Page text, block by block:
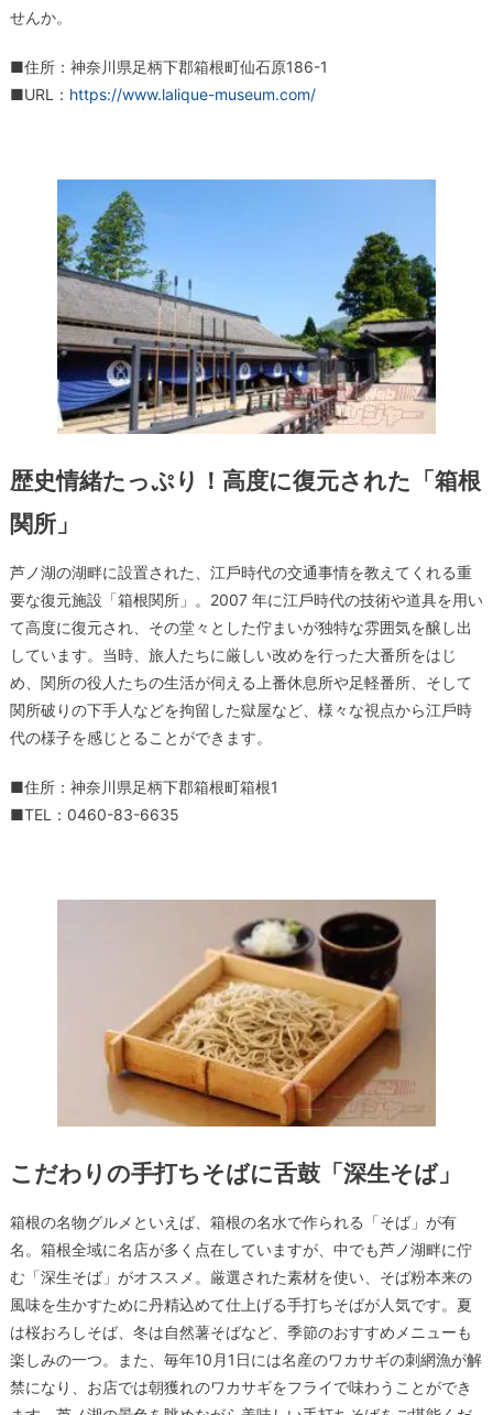
せんか。
■住所：神奈川県足柄下郡箱根町仙石原186-1
■URL： https://www.lalique-museum.com/
歴史情緒たっぷり！高度に復元された「箱根
関所」
芦ノ湖の湖畔に設置された、江⼾時代の交通事情を教えてくれる重
要な復元施設「箱根関所」。2007 年に江⼾時代の技術や道具を⽤い
て高度に復元され、その堂々とした佇まいが独特な雰囲気を醸し出
しています。当時、旅⼈たちに厳しい改めを⾏った⼤番所をはじ
め、関所の役⼈たちの⽣活が伺える上番休息所や⾜軽番所、そして
関所破りの下手人などを拘留した獄屋など、様々な視点から江⼾時
代の様⼦を感じとることができます。
■住所：神奈川県足柄下郡箱根町箱根1
■TEL：0460-83-6635
こだわりの手打ちそばに舌鼓「深生そば」
箱根の名物グルメといえば、箱根の名水で作られる「そば」が有
名。箱根全域に名店が多く点在していますが、中でも芦ノ湖畔に佇
む「深生そば」がオススメ。厳選された素材を使い、そば粉本来の
風味を生かすために丹精込めて仕上げる手打ちそばが人気です。夏
は桜おろしそば、冬は自然薯そばなど、季節のおすすめメニューも
楽しみの一つ。また、毎年10月1日には名産のワカサギの刺網漁が解
禁になり、お店では朝獲れのワカサギをフライで味わうことができ